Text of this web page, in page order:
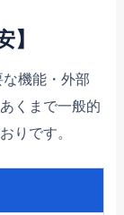
】
機能・外部
くまで一般的
りです。